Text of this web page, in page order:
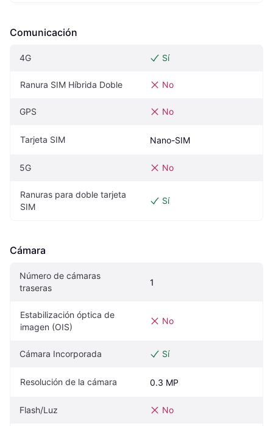
Comunicación
4G Sí
Ranura SIM Híbrida Doble No
GPS No
Tarjeta SIM Nano-SIM
5G No
Ranuras para doble tarjeta
SIM
Sí
Cámara
Número de cámaras
traseras
1
Estabilización óptica de
imagen (OIS)
No
Cámara Incorporada Sí
Resolución de la cámara 0.3 MP
Flash/Luz No